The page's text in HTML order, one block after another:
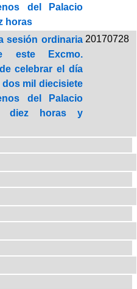
del Palacio
horas
sesión ordinaria
este Excmo.
celebrar el día
mil diecisiete
del Palacio
diez horas y
20170728